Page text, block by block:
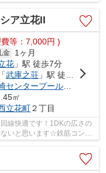
す☆二...
ア立花II
等：7,000円 )
金
1ヶ月
花 」駅 徒歩7分
「武庫之荘 」駅 徒歩29分
センタープール前
㎡
立花町２丁目
線快適です！1DKの広さの
いと思います☆鉄筋コンク